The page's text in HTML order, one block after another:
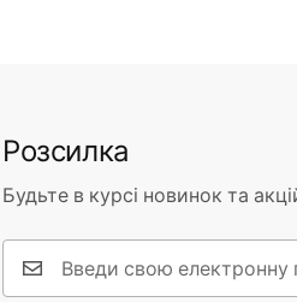
Розсилка
Будьте в курсі новинок та